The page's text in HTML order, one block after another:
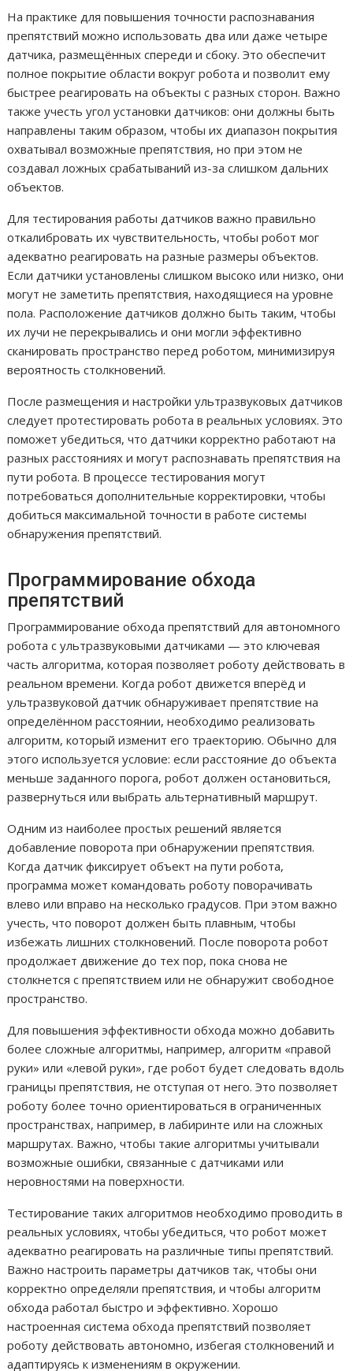
На практике для повышения точности распознавания
препятствий можно использовать два или даже четыре
датчика, размещённых спереди и сбоку. Это обеспечит
полное покрытие области вокруг робота и позволит ему
быстрее реагировать на объекты с разных сторон. Важно
также учесть угол установки датчиков: они должны быть
направлены таким образом, чтобы их диапазон покрытия
охватывал возможные препятствия, но при этом не
создавал ложных срабатываний из-за слишком дальних
объектов.
Для тестирования работы датчиков важно правильно
откалибровать их чувствительность, чтобы робот мог
адекватно реагировать на разные размеры объектов.
Если датчики установлены слишком высоко или низко, они
могут не заметить препятствия, находящиеся на уровне
пола. Расположение датчиков должно быть таким, чтобы
их лучи не перекрывались и они могли эффективно
сканировать пространство перед роботом, минимизируя
вероятность столкновений.
После размещения и настройки ультразвуковых датчиков
следует протестировать робота в реальных условиях. Это
поможет убедиться, что датчики корректно работают на
разных расстояниях и могут распознавать препятствия на
пути робота. В процессе тестирования могут
потребоваться дополнительные корректировки, чтобы
добиться максимальной точности в работе системы
обнаружения препятствий.
Программирование обхода
препятствий
Программирование обхода препятствий для автономного
робота с ультразвуковыми датчиками — это ключевая
часть алгоритма, которая позволяет роботу действовать в
реальном времени. Когда робот движется вперёд и
ультразвуковой датчик обнаруживает препятствие на
определённом расстоянии, необходимо реализовать
алгоритм, который изменит его траекторию. Обычно для
этого используется условие: если расстояние до объекта
меньше заданного порога, робот должен остановиться,
развернуться или выбрать альтернативный маршрут.
Одним из наиболее простых решений является
добавление поворота при обнаружении препятствия.
Когда датчик фиксирует объект на пути робота,
программа может командовать роботу поворачивать
влево или вправо на несколько градусов. При этом важно
учесть, что поворот должен быть плавным, чтобы
избежать лишних столкновений. После поворота робот
продолжает движение до тех пор, пока снова не
столкнется с препятствием или не обнаружит свободное
пространство.
Для повышения эффективности обхода можно добавить
более сложные алгоритмы, например, алгоритм «правой
руки» или «левой руки», где робот будет следовать вдоль
границы препятствия, не отступая от него. Это позволяет
роботу более точно ориентироваться в ограниченных
пространствах, например, в лабиринте или на сложных
маршрутах. Важно, чтобы такие алгоритмы учитывали
возможные ошибки, связанные с датчиками или
неровностями на поверхности.
Тестирование таких алгоритмов необходимо проводить в
реальных условиях, чтобы убедиться, что робот может
адекватно реагировать на различные типы препятствий.
Важно настроить параметры датчиков так, чтобы они
корректно определяли препятствия, и чтобы алгоритм
обхода работал быстро и эффективно. Хорошо
настроенная система обхода препятствий позволяет
роботу действовать автономно, избегая столкновений и
адаптируясь к изменениям в окружении.